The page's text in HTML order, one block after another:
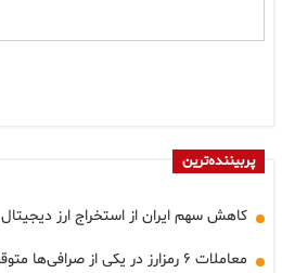
پربیننده‌ترین
کاهش سهم ایران از استخراج ارز دیجیتال
معاملات ۶ رمزارز در یکی از صرافی‌ها متوقف شد